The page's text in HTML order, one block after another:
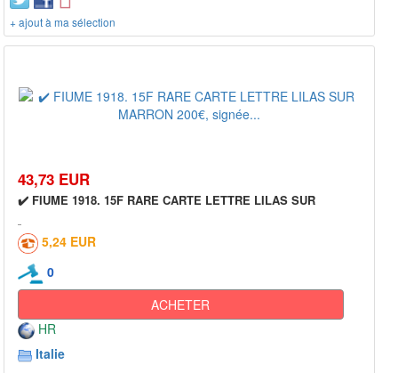
+ ajout à ma sélection
43,73 EUR
✔️ FIUME 1918. 15F RARE CARTE LETTRE LILAS SUR
5,24 EUR
0
ACHETER
HR
Italie